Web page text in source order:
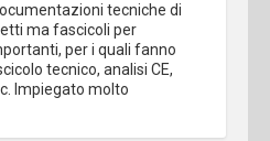
tecniche di
ma fascicoli per
per i quali fanno
tecnico, analisi CE,
Impiegato molto